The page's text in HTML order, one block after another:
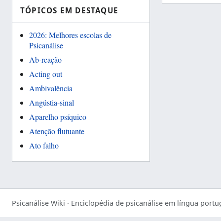
TÓPICOS EM DESTAQUE
2026: Melhores escolas de
Psicanálise
Ab-reação
Acting out
Ambivalência
Angústia-sinal
Aparelho psíquico
Atenção flutuante
Ato falho
Psicanálise Wiki · Enciclopédia de psicanálise em língua